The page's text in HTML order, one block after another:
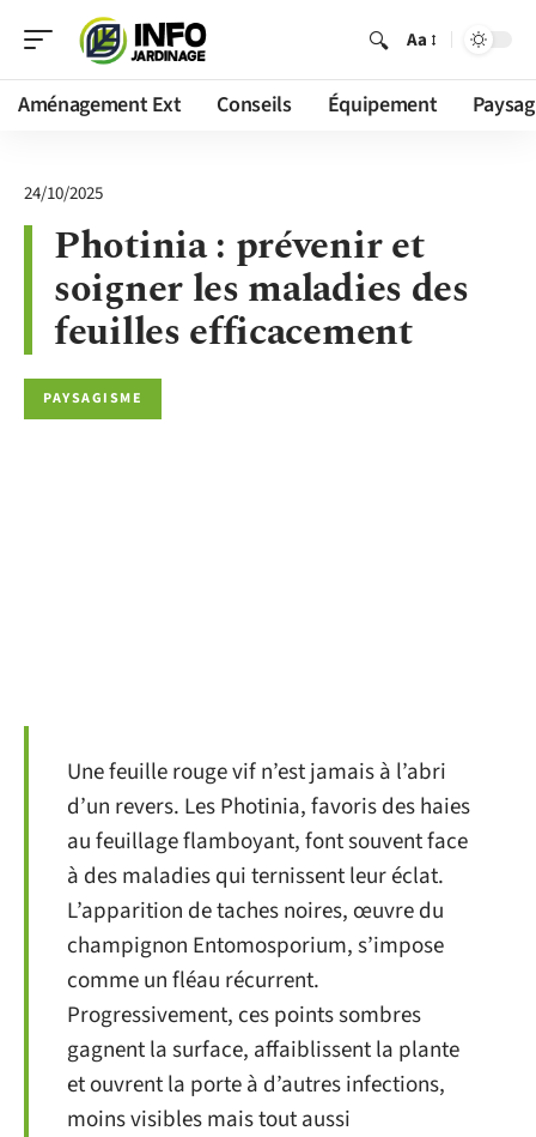
Aa
Aménagement Ext Conseils Équipement
24/10/2025
Photinia : prévenir et
soigner les maladies des
feuilles efficacement
PAYSAGISME
Une feuille rouge vif n’est jamais à l’abri
d’un revers. Les Photinia, favoris des haies
au feuillage flamboyant, font souvent face
à des maladies qui ternissent leur éclat.
L’apparition de taches noires, œuvre du
champignon Entomosporium, s’impose
comme un fléau récurrent.
Progressivement, ces points sombres
gagnent la surface, affaiblissent la plante
et ouvrent la porte à d’autres infections,
moins visibles mais tout aussi